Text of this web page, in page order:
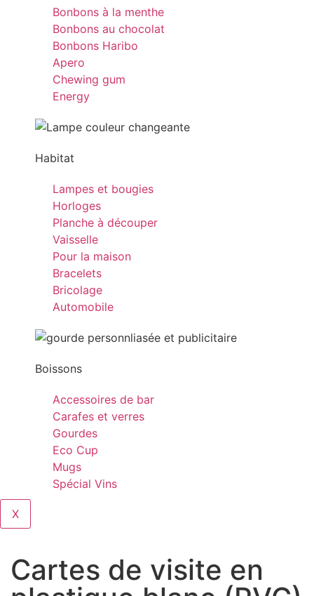
Bonbons à la menthe
Bonbons au chocolat
Bonbons Haribo
Apero
Chewing gum
Energy
Habitat
Lampes et bougies
Horloges
Planche à découper
Vaisselle
Pour la maison
Bracelets
Bricolage
Automobile
Boissons
Accessoires de bar
Carafes et verres
Gourdes
Eco Cup
Mugs
Spécial Vins
X
Cartes de visite en